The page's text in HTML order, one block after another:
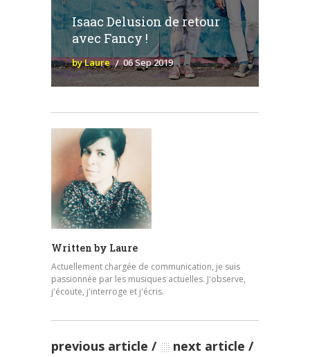
Isaac Delusion de retour
avec Fancy !
by Laure 06 Sep 2019
Written by Laure
Actuellement chargée de communication, je suis
passionnée par les musiques actuelles. J'observe,
j'écoute, j'interroge et j'écris.
previous article next article